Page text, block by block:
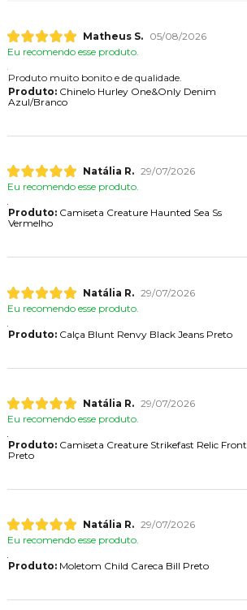
Matheus S.
05/08/2026
Eu recomendo esse produto.
Produto muito bonito e de qualidade.
Produto:Chinelo Hurley One&Only Denim
Azul/Branco
Natália R. 29/07/2026
Eu recomendo esse produto.
Produto:Camiseta Creature Haunted Sea Ss
Vermelho
Natália R. 29/07/2026
Eu recomendo esse produto.
Produto:Calça Blunt Renvy Black Jeans Preto
Natália R. 29/07/2026
Eu recomendo esse produto.
Produto:Camiseta Creature Strikefast Relic Front
Preto
Natália R. 29/07/2026
Eu recomendo esse produto.
Produto:Moletom Child Careca Bill Preto